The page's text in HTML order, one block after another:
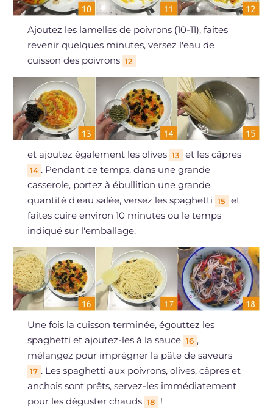
Ajoutez les lamelles de poivrons (10-11), faites
revenir quelques minutes, versez l'eau de
cuisson des poivrons 12
et ajoutez également les olives 13 et les câpres
14 . Pendant ce temps, dans une grande
casserole, portez à ébullition une grande
quantité d'eau salée, versez les spaghetti 15 et
faites cuire environ 10 minutes ou le temps
indiqué sur l'emballage.
Une fois la cuisson terminée, égouttez les
spaghetti et ajoutez-les à la sauce 16 ,
mélangez pour imprégner la pâte de saveurs
17 . Les spaghetti aux poivrons, olives, câpres et
anchois sont prêts, servez-les immédiatement
pour les déguster chauds 18 !